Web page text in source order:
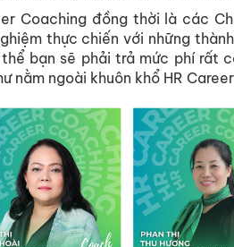
Coaching đồng thời là các
thực chiến với những
bạn sẽ phải trả mức phí rất
nằm ngoài khuôn khổ HR